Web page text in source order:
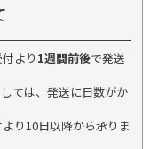
より 1週間前後で発送
ては、発送に日数がか
り10日以降から承りま